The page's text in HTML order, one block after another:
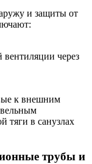
и защиты от
вентиляции через
к внешним
тяги в санузлах
трубы и